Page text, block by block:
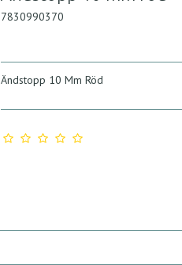
7830990370
Ändstopp 10 Mm Röd